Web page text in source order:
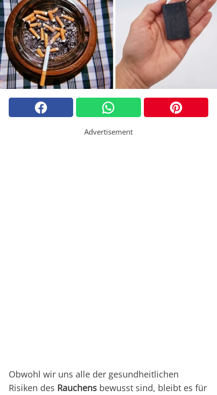
Advertisement
Obwohl wir uns alle der gesundheitlichen
Risiken des Rauchens bewusst sind, bleibt es für